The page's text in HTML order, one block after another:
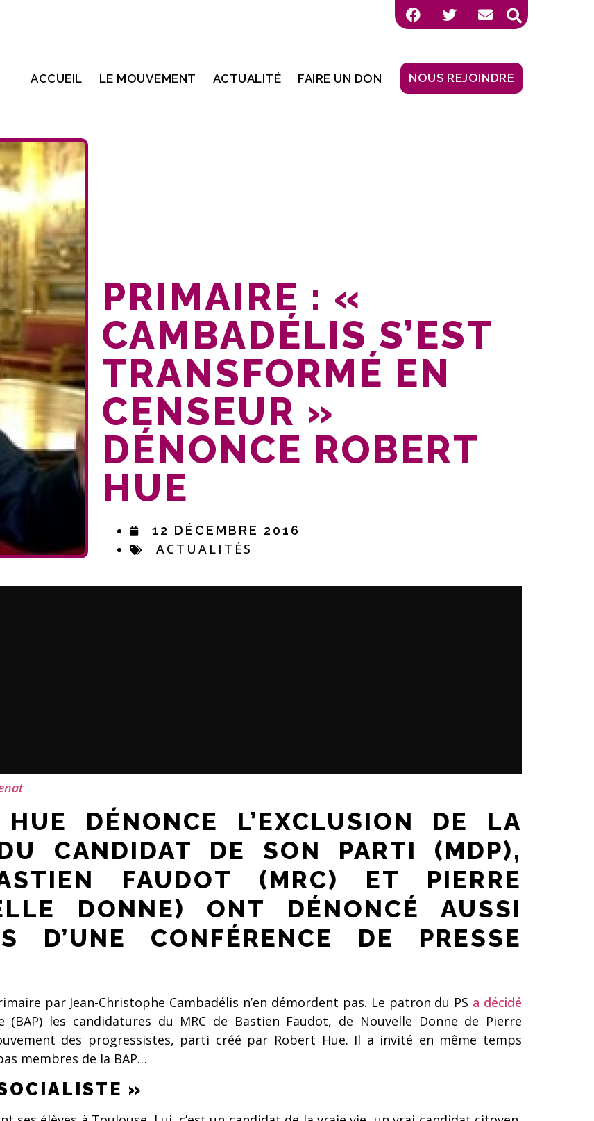
ACCUEIL LE MOUVEMENT ACTUALITÉ FAIRE UN DON NOUS REJOINDRE
PRIMAIRE : «
CAMBADÉLIS S’EST
TRANSFORMÉ EN
CENSEUR »
DÉNONCE ROBERT
HUE
12 DÉCEMBRE 2016
ACTUALITÉS
DÉNONCE L’EXCLUSION DE LA
CANDIDAT DE SON PARTI (MDP),
FAUDOT (MRC) ET PIERRE
DONNE) ONT DÉNONCÉ AUSSI
D’UNE CONFÉRENCE DE PRESSE
par Jean-Christophe Cambadélis n’en démordent pas. Le patron du PS a décidé
les candidatures du MRC de Bastien Faudot, de Nouvelle Donne de Pierre
des progressistes, parti créé par Robert Hue. Il a invité en même temps
membres de la BAP…
»